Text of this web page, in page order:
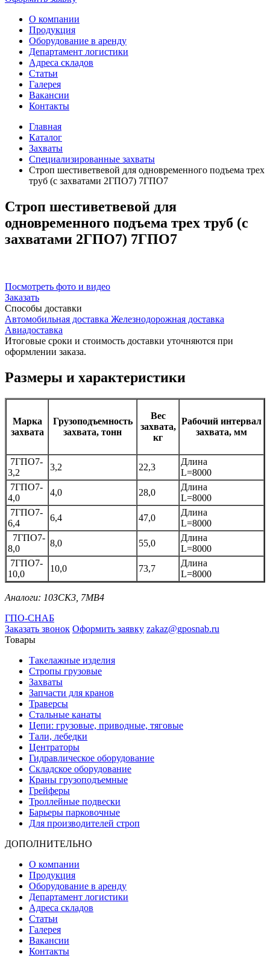
О компании
Продукция
Оборудование в аренду
Департамент логистики
Адреса складов
Статьи
Галерея
Вакансии
Контакты
Главная
Каталог
Захваты
Специализированные захваты
Строп шестиветвевой для одновременного подъема трех
труб (с захватами 2ГПО7) 7ГПО7
Строп шестиветвевой для
одновременного подъема трех труб (с
захватами 2ГПО7) 7ГПО7
Посмотреть фото и видео
Заказать
Способы доставки
Автомобильная доставка Железнодорожная доставка
Авиадоставка
Итоговые сроки и стоимость доставки уточняются при
оформлении заказа.
Размеры и характеристики
Марка
захвата
Грузоподъемность
захвата, тонн
Вес
захвата,
кг
Рабочий интервал
захвата, мм
7ГПО7-
3,2
3,2 22,3
Длина
L=8000
7ГПО7-
4,0
4,0 28,0
Длина
L=8000
7ГПО7-
6,4
6,4 47,0
Длина
L=8000
7ГПО7-
8,0
8,0 55,0
Длина
L=8000
7ГПО7-
10,0
10,0 73,7
Длина
L=8000
Аналоги: 10ЗСК3, 7МВ4
ГПО-СНАБ
Заказать звонок Оформить заявку zakaz@gposnab.ru
Товары
Такелажные изделия
Стропы грузовые
Захваты
Запчасти для кранов
Траверсы
Стальные канаты
Цепи: грузовые, приводные, тяговые
Тали, лебедки
Центраторы
Гидравлическое оборудование
Складское оборудование
Краны грузоподъемные
Грейферы
Троллейные подвески
Барьеры парковочные
Для производителей строп
ДОПОЛНИТЕЛЬНО
О компании
Продукция
Оборудование в аренду
Департамент логистики
Адреса складов
Статьи
Галерея
Вакансии
Контакты